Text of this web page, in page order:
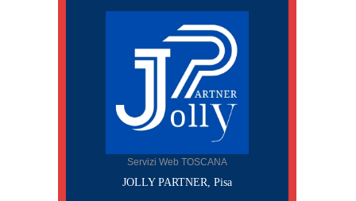
Servizi Web TOSCANA
JOLLY PARTNER, Pisa